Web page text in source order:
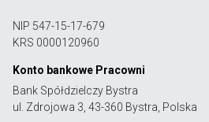
NIP 547-15-17-679
KRS 0000120960
Konto bankowe Pracowni
Bank Spółdzielczy Bystra
ul. Zdrojowa 3, 43-360 Bystra, Polska